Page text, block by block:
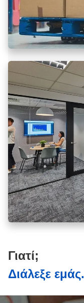
Γιατί;
Διάλεξε εμάς.